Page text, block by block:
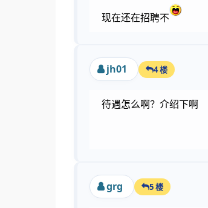
现在还在招聘不
jh01 4 楼
待遇怎么啊？介绍下啊
grg 5 楼